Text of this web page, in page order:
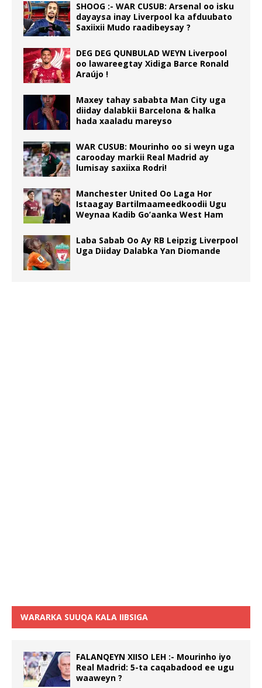
SHOOG :- WAR CUSUB: Arsenal oo isku
dayaysa inay Liverpool ka afduubato
Saxiixii Mudo raadibeysay ?
DEG DEG QUNBULAD WEYN Liverpool
oo lawareegtay Xidiga Barce Ronald
Araújo !
Maxey tahay sababta Man City uga
diiday dalabkii Barcelona & halka
hada xaaladu mareyso
WAR CUSUB: Mourinho oo si weyn uga
carooday markii Real Madrid ay
lumisay saxiixa Rodri!
Manchester United Oo Laga Hor
Istaagay Bartilmaameedkoodii Ugu
Weynaa Kadib Go’aanka West Ham
Laba Sabab Oo Ay RB Leipzig Liverpool
Uga Diiday Dalabka Yan Diomande
WARARKA SUUQA KALA IIBSIGA
FALANQEYN XIISO LEH :- Mourinho iyo
Real Madrid: 5-ta caqabadood ee ugu
waaweyn ?